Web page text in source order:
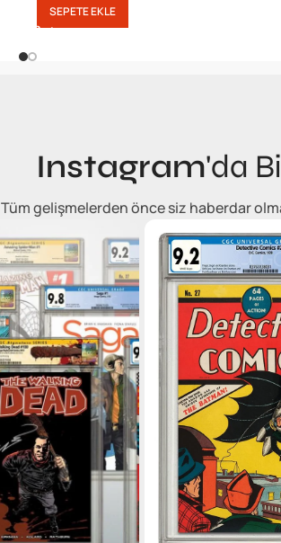
SEPETE EKLE
Instagram'da
Tüm gelişmelerden önce siz haberdar